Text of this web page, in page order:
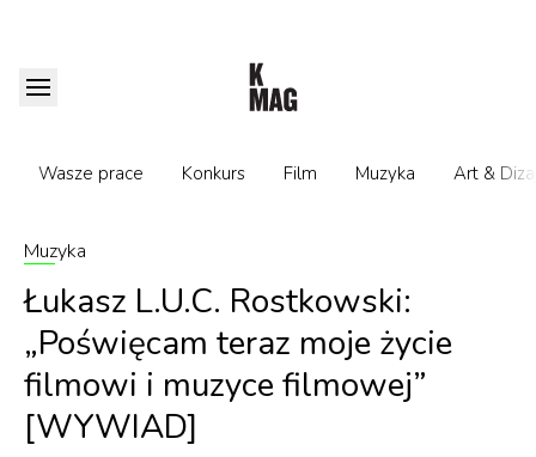
Wasze prace Konkurs Film Muzyka Art &
Muzyka
Łukasz L.U.C. Rostkowski:
„Poświęcam teraz moje życie
filmowi i muzyce filmowej”
[WYWIAD]